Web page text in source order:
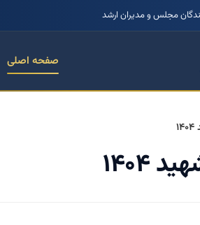
مجلس و مدیران ارشد
صفحه اصلی
۱۴۰۴